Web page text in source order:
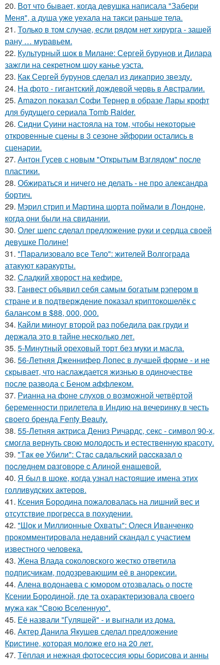
20. Вот что бывает, когда девушка написала "Забери
Меня", а душа уже уехала на такси раньше тела.
21. Только в том случае, если рядом нет хирурга - зашей
рану … муравьем.
22. Культурный шок в Милане: Сергей бурунов и Дилара
зажгли на секретном шоу канье уэста.
23. Как Сергей бурунов сделал из дикаприо звезду.
24. На фото - гигантский дождевой червь в Австралии.
25. Amazon показал Софи Тернер в образе Лары крофт
для будущего сериала Tomb Raider.
26. Сидни Суини настояла на том, чтобы некоторые
откровенные сцены в 3 сезоне эйфории остались в
сценарии.
27. Антон Гусев с новым "Открытым Взглядом" после
пластики.
28. Обжираться и ничего не делать - не про александра
бортич.
29. Мэрил стрип и Мартина шорта поймали в Лондоне,
когда они были на свидании.
30. Олег шепс сделал предложение руки и сердца своей
девушке Полине!
31. "Пapализовало все Тело": жителей Волгограда
атакуют каракурты.
32. Сладкий хворост на кефире.
33. Ганвест объявил себя самым богатым рэпером в
стране и в подтверждение показал криптокошелёк с
балансом в $88, 000, 000.
34. Кайли миноуг второй раз победила рак груди и
держала это в тайне несколько лет.
35. 5-Минутный ореховый торт без муки и масла.
36. 56-Летняя Дженнифер Лопес в лучшей форме - и не
скрывает, что наслаждается жизнью в одиночестве
после развода с Беном аффлеком.
37. Рианна на фоне слухов о возможной четвёртой
беременности прилетела в Индию на вечеринку в честь
своего бренда Fenty Beauty.
38. 55-Летняя актриса Дениз Ричардс, секс - символ 90-х,
смогла вернуть свою молодость и естественную красоту.
39. "Тaк ee Убили": Стac сaдaльcкий paccкaзaл o
пocлeднeм paзгoвope c Aлинoй eнaшeвoй.
40. Я был в шоке, когда узнал настоящие имена этих
голливудских актеров.
41. Ксения Бородина пожаловалась на лишний вес и
отсутствие прогресса в похудении.
42. "Шок и Миллионные Охваты": Олеся Иванченко
прокомментировала недавний скандал с участием
известного человека.
43. Жена Влада соколовского жестко ответила
подписчикам, подозревающим её в анорексии.
44. Алена водонаева с юмором отозвалась о посте
Ксении Бородиной, где та охарактеризовала своего
мужа как "Свою Вселенную".
45. Её назвали "Гулящей" - и выгнали из дома.
46. Актер Данила Якушев сделал предложение
Кристине, которая моложе его на 20 лет.
47. Тёплая и нежная фотосессия юры борисова и анны